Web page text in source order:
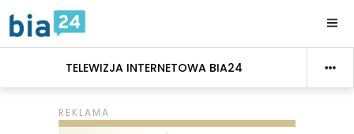
TELEWIZJA INTERNETOWA BIA24